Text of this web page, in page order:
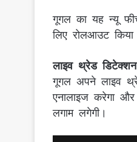
गूगल का यह न्यू
लिए रोलआउट
लाइव थ्रेड
गूगल अपने लाइव
एनालाइज करेगा
लगाम लगेगी।